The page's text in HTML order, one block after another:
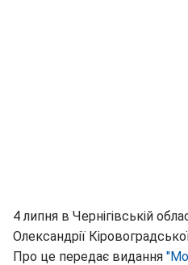
4 липня в Чернігівській
Олександрії
Про це передає видання